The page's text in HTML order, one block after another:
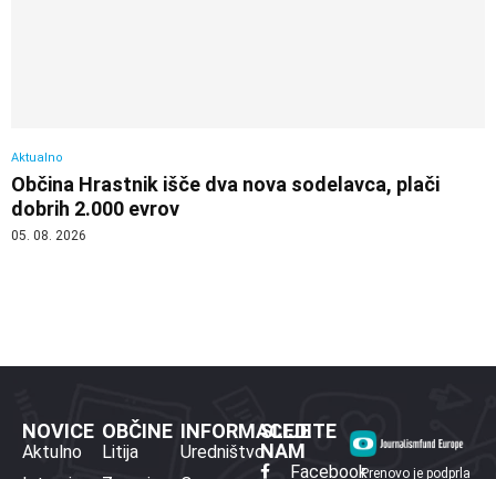
Aktualno
Občina Hrastnik išče dva nova sodelavca, plači
dobrih 2.000 evrov
05. 08. 2026
NOVICE
Aktulno
OBČINE
Litija
INFORMACIJE
Uredništvo
SLEDITE
NAM
FacebookPrenovo je podprla